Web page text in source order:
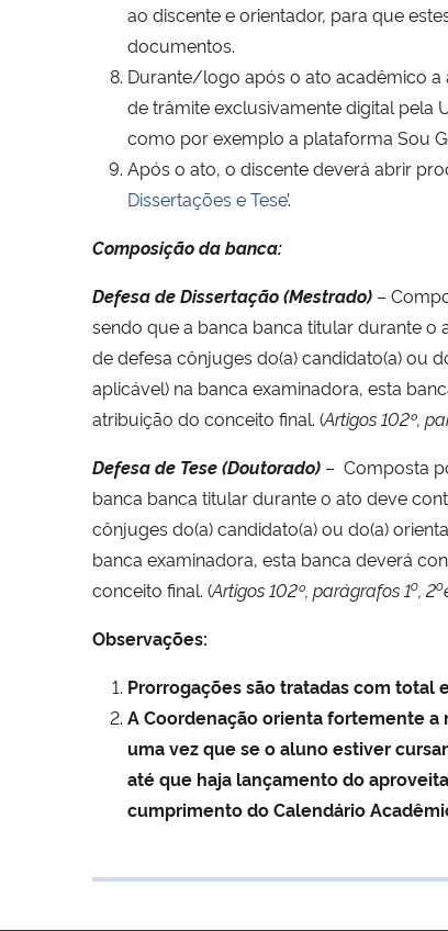
ao discente e orientador, para que
documentos.
Durante/logo após o ato acadêmico a
de trâmite exclusivamente digital pela
como por exemplo a plataforma Sou
Após o ato, o discente deverá abrir
Dissertações e Tese’.
Composição da banca:
Defesa de Dissertação (Mestrado) –
sendo que a banca banca titular durante o
de defesa cônjuges do(a) candidato(a) ou
aplicável) na banca examinadora, esta
atribuição do conceito final. (Artigos 102º,
Defesa de Tese (Doutorado) – Composta
banca banca titular durante o ato deve
cônjuges do(a) candidato(a) ou do(a)
banca examinadora, esta banca deverá
conceito final. (Artigos 102º, parágrafos 1o, 2o
Observações:
Prorrogações são tratadas com total
A Coordenação orienta fortemente a
uma vez que se o aluno estiver
até que haja lançamento do
cumprimento do Calendário